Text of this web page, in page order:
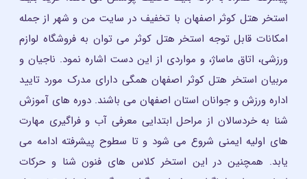
استخر هتل کوثر اصفهان با تخفیف در سایت من و شهر از جمله
امکانات قابل توجه استخر هتل کوثر می توان به فروشگاه لوازم
ورزشی، اتاق ماساژ، و مواردی از این دست اشاره نمود. ناجیان و
مربیان استخر هتل کوثر اصفهان همگی دارای مدرک مورد تایید
اداره ورزش و جوانان استان اصفهان می باشند. دوره های آموزش
شنا به خردسالان از مراحل ابتدایی معرفی آب و فراگیری مهارت
های اولیه ایمنی شروع می شود و تا سطوح پیشرفته ادامه می
یابد. همچنین در این استخر کلاس های فنون شنا و حرکات